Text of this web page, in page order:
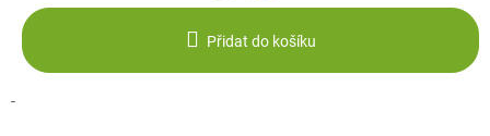
Přidat do košíku
-